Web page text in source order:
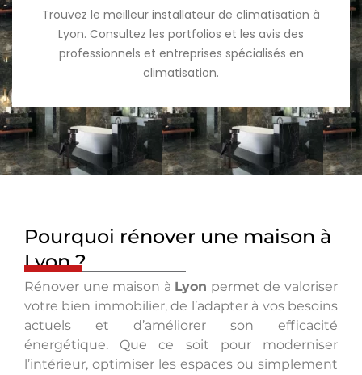
Trouvez le meilleur installateur de climatisation à
Lyon. Consultez les portfolios et les avis des
professionnels et entreprises spécialisés en
climatisation.
Pourquoi rénover une maison à
Lyon ?
Rénover une maison à Lyon permet de valoriser
votre bien immobilier, de l’adapter à vos besoins
actuels et d’améliorer son efficacité
énergétique. Que ce soit pour moderniser
l’intérieur, optimiser les espaces ou simplement